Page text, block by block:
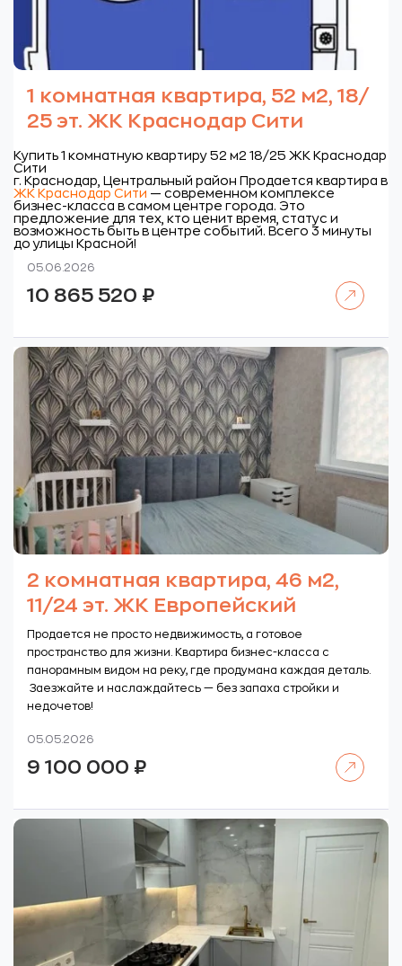
1 комнатная квартира, 52 м2, 18/
25 эт. ЖК Краснодар Сити
Купить 1 комнатную квартиру 52 м2 18/25 ЖК Краснодар
Сити
г. Краснодар, Центральный район Продается квартира в
ЖК Краснодар Сити — современном комплексе
бизнес-класса в самом центре города. Это
предложение для тех, кто ценит время, статус и
возможность быть в центре событий. Всего 3 минуты
до улицы Красной!
05.06.2026
10 865 520 ₽
2 комнатная квартира, 46 м2,
11/24 эт. ЖК Европейский
Продается не просто недвижимость, а готовое
пространство для жизни. Квартира бизнес-класса с
панорамным видом на реку, где продумана каждая деталь.
Заезжайте и наслаждайтесь — без запаха стройки и
недочетов!
05.05.2026
9 100 000 ₽